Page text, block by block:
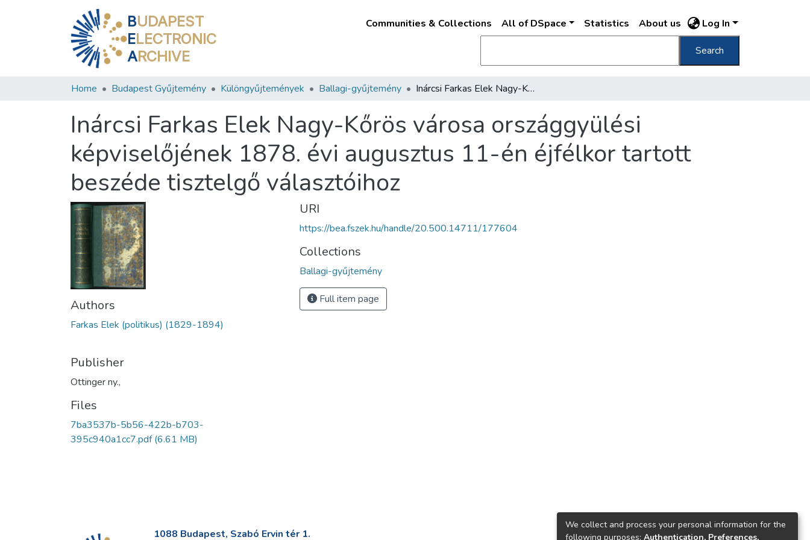
BUDAPEST
ELECTRONIC
ARCHIVE
Communities & Collections All of DSpace Statistics About us Log In
Search
Home Budapest Gyűjtemény Különgyűjtemények Ballagi-gyűjtemény Inárcsi Farkas Elek Nagy-Kőrös városa országgyülési képviselőjének 1878. évi augusztus 11-én éjfélkor tartott beszéde tisztelgő választóihoz
Inárcsi Farkas Elek Nagy-Kőrös városa országgyülési
képviselőjének 1878. évi augusztus 11-én éjfélkor tartott
beszéde tisztelgő választóihoz
Authors
Farkas Elek (politikus) (1829-1894)
Publisher
Ottinger ny.,
Files
7ba3537b-5b56-422b-b703-
395c940a1cc7.pdf(6.61 MB)
URI
https://bea.fszek.hu/handle/20.500.14711/177604
Collections
Ballagi-gyűjtemény
Full item page
1088 Budapest, Szabó Ervin tér 1.
We collect and process your personal information for the
following purposes: Authentication, Preferences,